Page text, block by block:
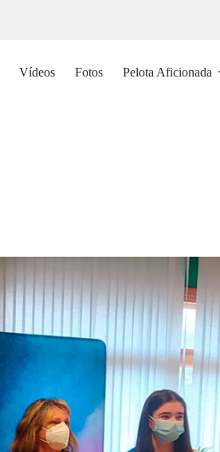
Vídeos Fotos Pelota Aficionada